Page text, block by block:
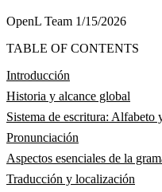
OpenL Team 1/15/2026
TABLE OF CONTENTS
Introducción
Historia y alcance global
Sistema de escritura: Alfabeto
Pronunciación
Aspectos esenciales de la
Traducción y localización